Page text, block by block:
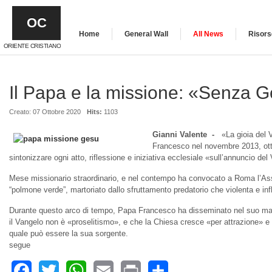
OC
ORIENTE CRISTIANO
Home General Wall All News
Il Papa e la missione: «Senza
Creato: 07 Ottobre 2020 Hits: 1103
Gianni Valente - «La gioia del
Francesco nel novembre 2013,
sintonizzare ogni atto, riflessione e iniziativa ecclesiale «sull’annuncio
Mese missionario straordinario, e nel contempo ha convocato a Roma
“polmone verde”, martoriato dallo sfruttamento predatorio che violenta e
Durante questo arco di tempo, Papa Francesco ha disseminato nel suo
il Vangelo non è «proselitismo», e che la Chiesa cresce «per attrazione»
quale può essere la sua sorgente.
segue